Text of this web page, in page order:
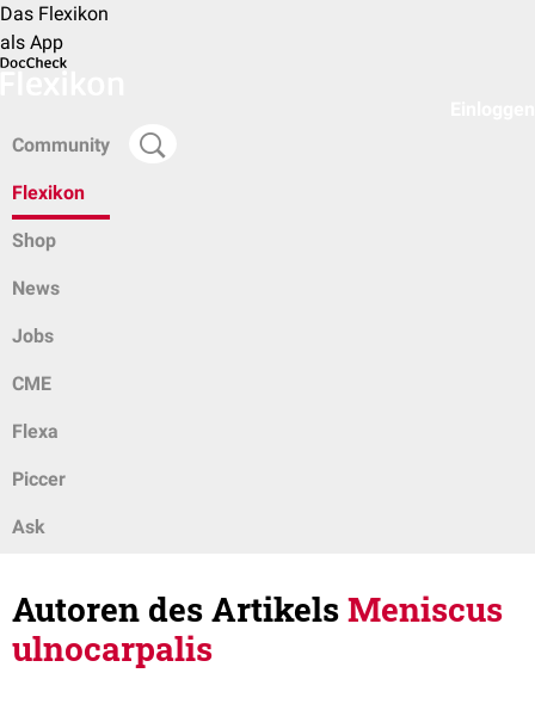
Das Flexikon
als App
Community
Flexikon
Shop
News
Jobs
CME
Flexa
Piccer
Ask
Autoren des ArtikelsMeniscus
ulnocarpalis